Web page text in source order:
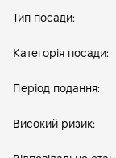
Тип посади:
Категорія посади:
Період подання:
Високий ризик: